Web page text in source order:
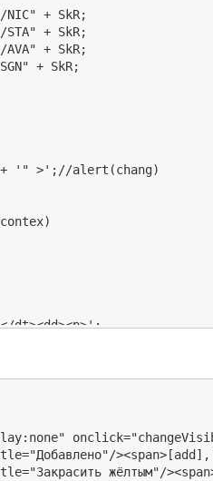
NIC" + SkR;
STA" + SkR;
AVA" + SkR;
+ SkR;
dt><dd><p>';
author .pa-
author .pa-
author
><span>[add],[/
жёлтым"/